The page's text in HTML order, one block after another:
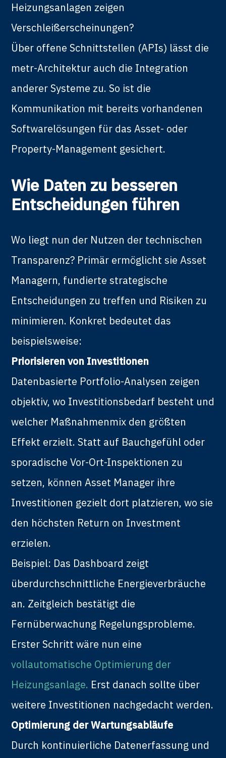
Heizungsanlagen zeigen
Verschleißerscheinungen?
Über offene Schnittstellen (APIs) lässt die
metr-Architektur auch die Integration
anderer Systeme zu. So ist die
Kommunikation mit bereits vorhandenen
Softwarelösungen für das Asset- oder
Property-Management gesichert.
Wie Daten zu besseren
Entscheidungen führen
Wo liegt nun der Nutzen der technischen
Transparenz? Primär ermöglicht sie Asset
Managern, fundierte strategische
Entscheidungen zu treffen und Risiken zu
minimieren. Konkret bedeutet das
beispielsweise:
Priorisieren von Investitionen
Datenbasierte Portfolio-Analysen zeigen
objektiv, wo Investitionsbedarf besteht und
welcher Maßnahmenmix den größten
Effekt erzielt. Statt auf Bauchgefühl oder
sporadische Vor-Ort-Inspektionen zu
setzen, können Asset Manager ihre
Investitionen gezielt dort platzieren, wo sie
den höchsten Return on Investment
erzielen.
Beispiel: Das Dashboard zeigt
überdurchschnittliche Energieverbräuche
an. Zeitgleich bestätigt die
Fernüberwachung Regelungsprobleme.
Erster Schritt wäre nun eine
vollautomatische Optimierung der
Heizungsanlage. Erst danach sollte über
weitere Investitionen nachgedacht werden.
Optimierung der Wartungsabläufe
Durch kontinuierliche Datenerfassung und